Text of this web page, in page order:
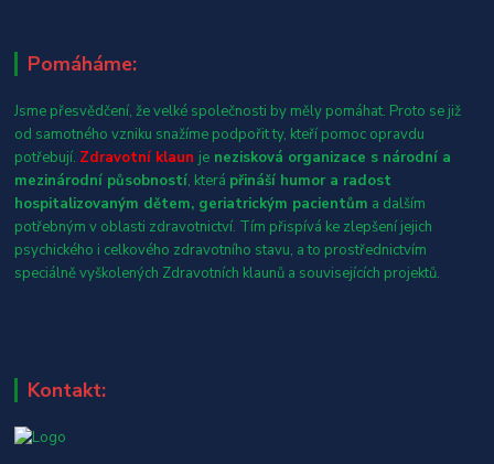
Pomáháme:
Jsme přesvědčení, že velké společnosti by měly pomáhat. Proto se již
od samotného vzniku snažíme podpořit ty, kteří pomoc opravdu
potřebují. Zdravotní klaun je nezisková organizace s národní a
mezinárodní působností, která přináší humor a radost
hospitalizovaným dětem, geriatrickým pacientům a dalším
potřebným v oblasti zdravotnictví. Tím přispívá ke zlepšení jejich
psychického i celkového zdravotního stavu, a to prostřednictvím
speciálně vyškolených Zdravotních klaunů a souvisejících projektů.
Kontakt: